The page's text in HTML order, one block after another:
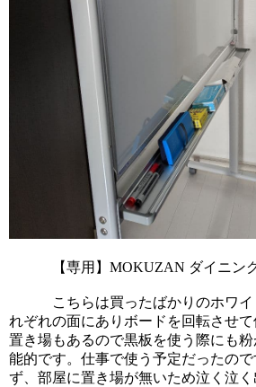
【専用】MOKUZAN ダイニ
れぞれの面にありボードを回転させ
置き場もあるので黒板を使う際にも
能的です。仕事で使う予定だったの
ず、部屋に置き場が無いため泣く泣